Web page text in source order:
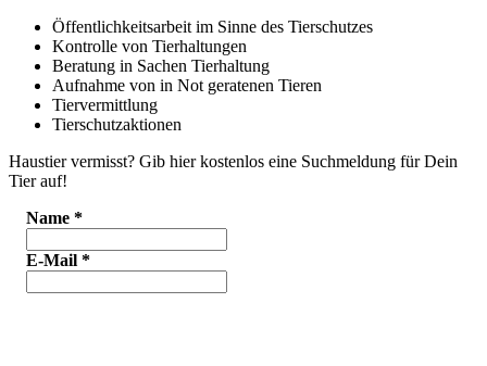
Öffentlichkeitsarbeit im Sinne des Tierschutzes
Kontrolle von Tierhaltungen
Beratung in Sachen Tierhaltung
Aufnahme von in Not geratenen Tieren
Tiervermittlung
Tierschutzaktionen
Haustier vermisst? Gib hier kostenlos eine Suchmeldung für Dein
Tier auf!
Name *
E-Mail *